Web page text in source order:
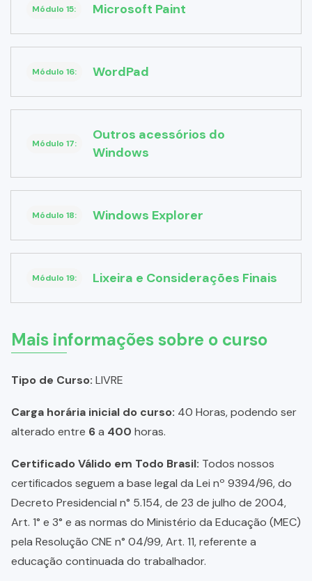
Módulo 15: Microsoft Paint
Módulo 16: WordPad
Módulo 17:
Outros acessórios do
Windows
Módulo 18: Windows Explorer
Módulo 19: Lixeira e Considerações Finais
Mais informações sobre o curso
Tipo de Curso: LIVRE
Carga horária inicial do curso: 40 Horas, podendo ser
alterado entre 6a 400 horas.
Certificado Válido em Todo Brasil: Todos nossos
certificados seguem a base legal da Lei nº 9394/96, do
Decreto Presidencial n° 5.154, de 23 de julho de 2004,
Art. 1° e 3° e as normas do Ministério da Educação (MEC)
pela Resolução CNE n° 04/99, Art. 11, referente a
educação continuada do trabalhador.